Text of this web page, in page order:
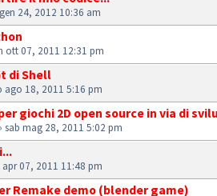
24, 2012 10:36 am
ott 07, 2011 12:31 pm
di Shell
ago 18, 2011 5:16 pm
giochi 2D open source in via di
sab mag 28, 2011 5:02 pm
apr 07, 2011 11:48 pm
Remake demo (blender game)